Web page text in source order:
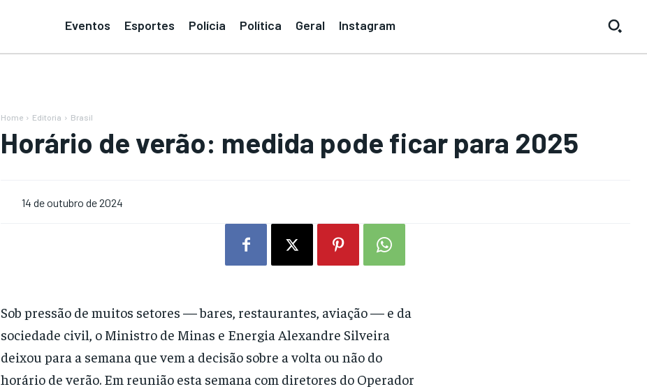
Eventos Esportes Polícia Política Geral Instagram
Home Editoria Brasil
Horário de verão: medida pode ficar para 2025
14 de outubro de 2024
Sob pressão de muitos setores — bares, restaurantes, aviação — e da
sociedade civil, o Ministro de Minas e Energia Alexandre Silveira
deixou para a semana que vem a decisão sobre a volta ou não do
horário de verão. Em reunião esta semana com diretores do Operador